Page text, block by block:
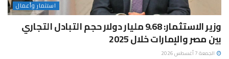
استثمار وأعمال
وزير الاستثمار: 9.68 مليار دولار حجم التبادل التجاري
بين مصر والإمارات خلال 2025
الجمعة 7 أغسطس 2026